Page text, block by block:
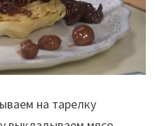
на тарелку